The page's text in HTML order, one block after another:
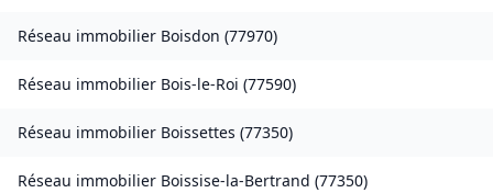
Réseau immobilier Boisdon (77970)
Réseau immobilier Bois-le-Roi (77590)
Réseau immobilier Boissettes (77350)
Réseau immobilier Boissise-la-Bertrand (77350)